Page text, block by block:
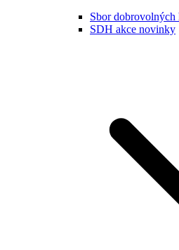
Sbor
SDH akce novinky